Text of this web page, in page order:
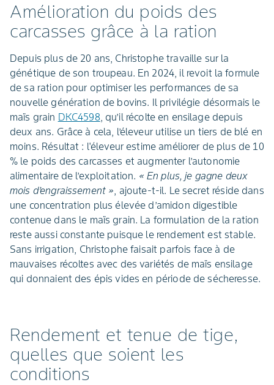
Amélioration du poids des
carcasses grâce à la ration
Depuis plus de 20 ans, Christophe travaille sur la
génétique de son troupeau. En 2024, il revoit la formule
de sa ration pour optimiser les performances de sa
nouvelle génération de bovins. Il privilégie désormais le
maïs grain DKC4598, qu’il récolte en ensilage depuis
deux ans. Grâce à cela, l’éleveur utilise un tiers de blé en
moins. Résultat : l'éleveur estime améliorer de plus de 10
% le poids des carcasses et augmenter l’autonomie
alimentaire de l’exploitation. « En plus, je gagne deux
mois d’engraissement », ajoute-t-il. Le secret réside dans
une concentration plus élevée d’amidon digestible
contenue dans le maïs grain. La formulation de la ration
reste aussi constante puisque le rendement est stable.
Sans irrigation, Christophe faisait parfois face à de
mauvaises récoltes avec des variétés de maïs ensilage
qui donnaient des épis vides en période de sécheresse.
Rendement et tenue de tige,
quelles que soient les
conditions